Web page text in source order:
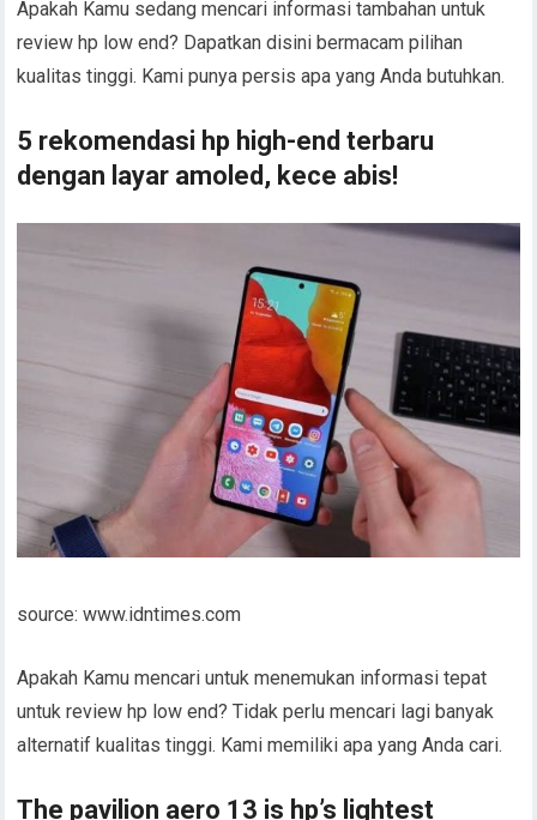
Apakah Kamu sedang mencari informasi tambahan untuk
review hp low end? Dapatkan disini bermacam pilihan
kualitas tinggi. Kami punya persis apa yang Anda butuhkan.
5 rekomendasi hp high-end terbaru
dengan layar amoled, kece abis!
source: www.idntimes.com
Apakah Kamu mencari untuk menemukan informasi tepat
untuk review hp low end? Tidak perlu mencari lagi banyak
alternatif kualitas tinggi. Kami memiliki apa yang Anda cari.
The pavilion aero 13 is hp’s lightest